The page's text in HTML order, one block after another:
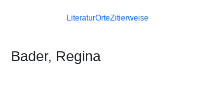
LiteraturOrteZitierweise
Bader, Regina